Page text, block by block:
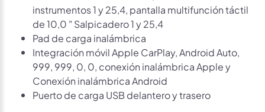
instrumentos 1 y 25,4, pantalla multifunción táctil
de 10,0 " Salpicadero 1 y 25,4
Pad de carga inalámbrica
Integración móvil Apple CarPlay, Android Auto,
999, 999, 0, 0, conexión inalámbrica Apple y
Conexión inalámbrica Android
Puerto de carga USB delantero y trasero